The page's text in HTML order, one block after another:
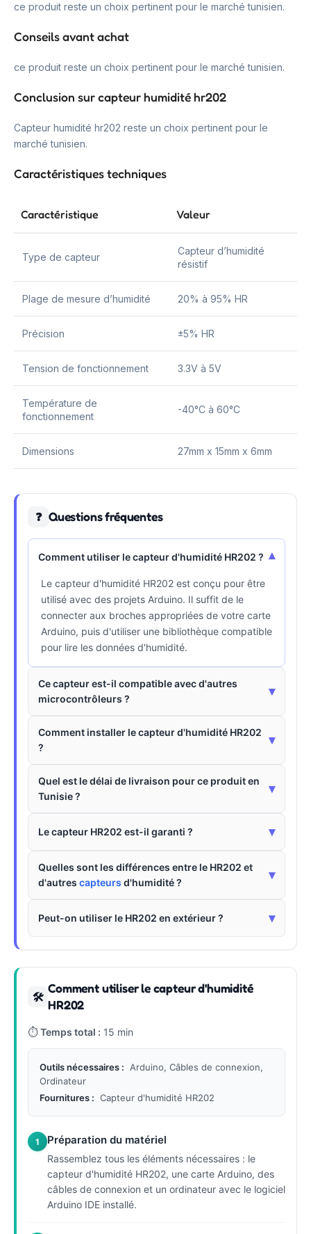
ce produit reste un choix pertinent pour le marché tunisien.
Conseils avant achat
ce produit reste un choix pertinent pour le marché tunisien.
Conclusion sur capteur humidité hr202
Capteur humidité hr202 reste un choix pertinent pour le
marché tunisien.
Caractéristiques techniques
Caractéristique Valeur
Type de capteur
Capteur d’humidité
résistif
Plage de mesure d’humidité 20% à 95% HR
Précision ±5% HR
Tension de fonctionnement 3.3V à 5V
Température de
fonctionnement
-40°C à 60°C
Dimensions 27mm x 15mm x 6mm
❓ Questions fréquentes
Comment utiliser le capteur d'humidité HR202 ? ▾
Le capteur d'humidité HR202 est conçu pour être
utilisé avec des projets Arduino. Il suffit de le
connecter aux broches appropriées de votre carte
Arduino, puis d'utiliser une bibliothèque compatible
pour lire les données d'humidité.
Ce capteur est-il compatible avec d'autres
microcontrôleurs ?
▾
Comment installer le capteur d'humidité HR202
?
▾
Quel est le délai de livraison pour ce produit en
Tunisie ?
▾
Le capteur HR202 est-il garanti ? ▾
Quelles sont les différences entre le HR202 et
d'autres capteurs d'humidité ?
▾
Peut-on utiliser le HR202 en extérieur ? ▾
🛠
Comment utiliser le capteur d'humidité
HR202
⏱Temps total : 15 min
Outils nécessaires :
Arduino, Câbles de connexion,
Ordinateur
Fournitures : Capteur d'humidité HR202
1 Préparation du matériel
Rassemblez tous les éléments nécessaires : le
capteur d'humidité HR202, une carte Arduino, des
câbles de connexion et un ordinateur avec le logiciel
Arduino IDE installé.